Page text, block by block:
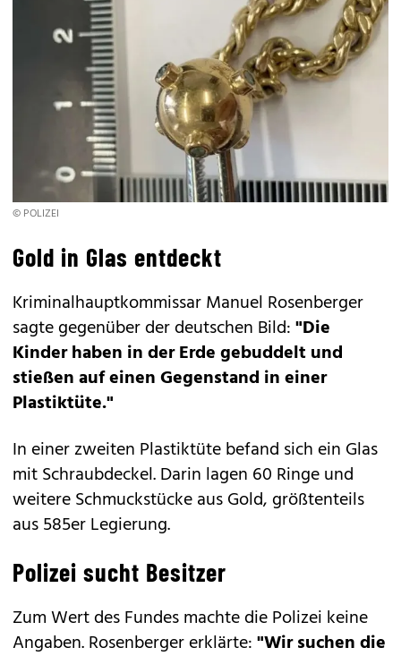
© POLIZEI
Gold in Glas entdeckt
Kriminalhauptkommissar Manuel Rosenberger
sagte gegenüber der deutschen Bild:"Die
Kinder haben in der Erde gebuddelt und
stießen auf einen Gegenstand in einer
Plastiktüte."
In einer zweiten Plastiktüte befand sich ein Glas
mit Schraubdeckel. Darin lagen 60 Ringe und
weitere Schmuckstücke aus Gold, größtenteils
aus 585er Legierung.
Polizei sucht Besitzer
Zum Wert des Fundes machte die Polizei keine
Angaben. Rosenberger erklärte:"Wir suchen die